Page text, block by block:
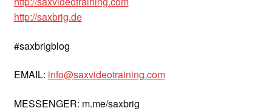
http://saxbrig.de
#saxbrigblog
EMAIL: info@saxvideotraining.com
MESSENGER: m.me/saxbrig